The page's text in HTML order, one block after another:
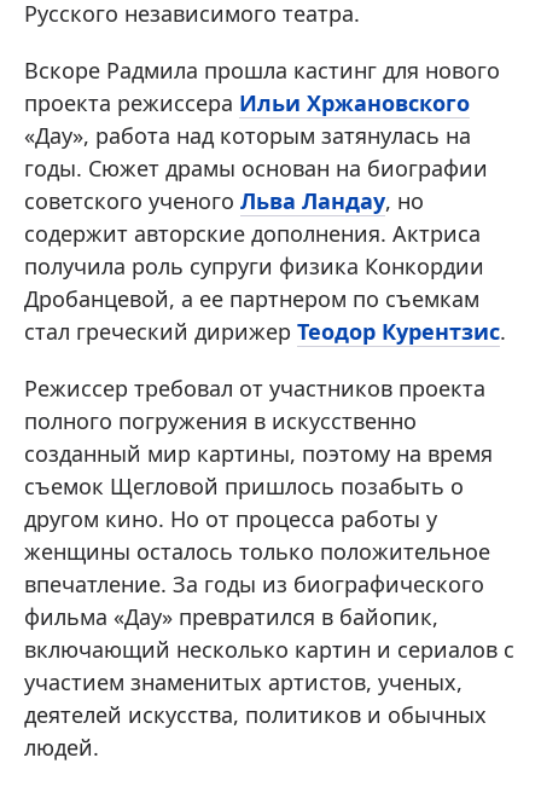
Русского независимого театра.
Вскоре Радмила прошла кастинг для нового
проекта режиссера Ильи Хржановского
«Дау», работа над которым затянулась на
годы. Сюжет драмы основан на биографии
советского ученого Льва Ландау, но
содержит авторские дополнения. Актриса
получила роль супруги физика Конкордии
Дробанцевой, а ее партнером по съемкам
стал греческий дирижер Теодор Курентзис.
Режиссер требовал от участников проекта
полного погружения в искусственно
созданный мир картины, поэтому на время
съемок Щегловой пришлось позабыть о
другом кино. Но от процесса работы у
женщины осталось только положительное
впечатление. За годы из биографического
фильма «Дау» превратился в байопик,
включающий несколько картин и сериалов с
участием знаменитых артистов, ученых,
деятелей искусства, политиков и обычных
людей.